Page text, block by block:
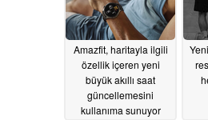
Amazfit, haritayla ilgili
özellik içeren yeni
büyük akıllı saat
güncellemesini
kullanıma sunuyor